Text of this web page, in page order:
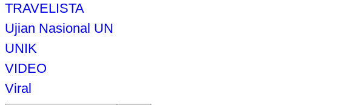
TRAVELISTA
Ujian Nasional UN
UNIK
VIDEO
Viral